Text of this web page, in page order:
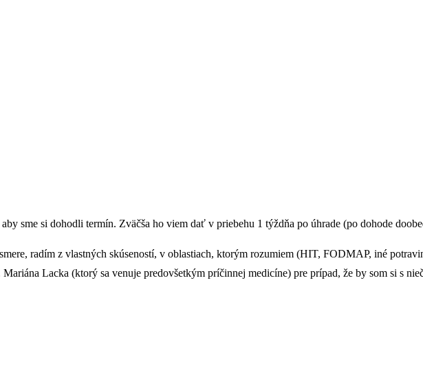
sme si dohodli termín. Zväčša ho viem dať v priebehu 1 týždňa po úhrade (po dohode
radím z vlastných skúseností, v oblastiach, ktorým rozumiem (HIT, FODMAP, iné
Lacka (ktorý sa venuje predovšetkým príčinnej medicíne) pre prípad, že by som si s